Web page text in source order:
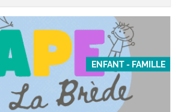
ENFANT - FAMILLE